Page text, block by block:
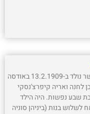
אשר גל אשר נולד ב-13.2.1909 באודסה
לחנה ואריה קיפרצ'נסקי
שבע נפשות. היה הילד
לשלוש בנות (ביניהן סוניה